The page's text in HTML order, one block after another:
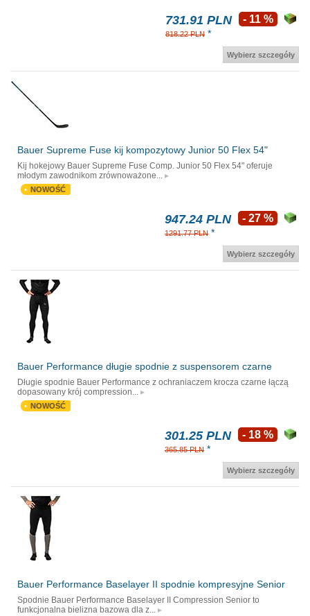
731.91 PLN
818.22 PLN *
- 11 %
Wybierz szczegóły
Bauer Supreme Fuse kij kompozytowy Junior 50 Flex 54"
Kij hokejowy Bauer Supreme Fuse Comp. Junior 50 Flex 54" oferuje
młodym zawodnikom zrównoważone...
NOWOŚĆ
947.24 PLN
1291.77 PLN *
- 27 %
Wybierz szczegóły
Bauer Performance długie spodnie z suspensorem czarne
Długie spodnie Bauer Performance z ochraniaczem krocza czarne łączą
dopasowany krój compression...
NOWOŚĆ
301.25 PLN
365.85 PLN *
- 18 %
Wybierz szczegóły
Bauer Performance Baselayer II spodnie kompresyjne Senior
Spodnie Bauer Performance Baselayer II Compression Senior to
funkcjonalna bielizna bazowa dla z...